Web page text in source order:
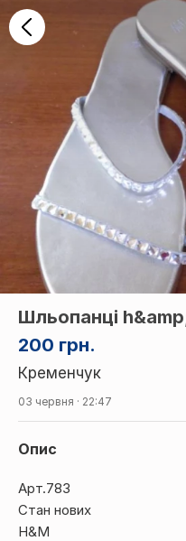
200 грн.
Шльопанці
Кременчук
03 червня · 22:47
Опис
Арт.783
Стан нових
H&M